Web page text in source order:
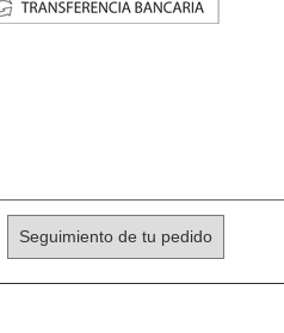
Seguimiento de tu pedido